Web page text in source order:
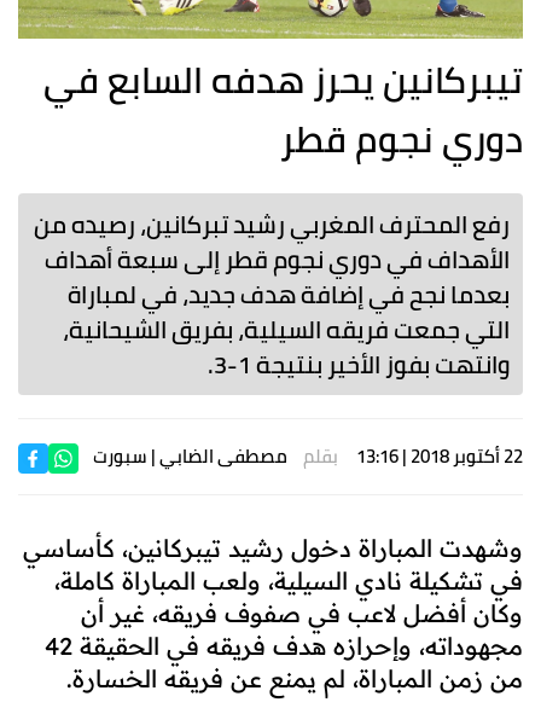
تيبركانين يحرز هدفه السابع في
دوري نجوم قطر
رفع المحترف المغربي رشيد تبركانين، رصيده من
الأهداف في دوري نجوم قطر إلى سبعة أهداف
بعدما نجح في إضافة هدف جديد، في لمباراة
التي جمعت فريقه السيلية، بفريق الشيحانية،
وانتهت بفوز الأخير بنتيجة 1-3.
22 أكتوبر 2018 | 13:16 بقلم مصطفى الضابي| سبورت
وشهدت المباراة دخول رشيد تيبركانين، كأساسي
في تشكيلة نادي السيلية، ولعب المباراة كاملة،
وكان أفضل لاعب في صفوف فريقه، غير أن
مجهوداته، وإحرازه هدف فريقه في الحقيقة 42
من زمن المباراة، لم يمنع عن فريقه الخسارة.